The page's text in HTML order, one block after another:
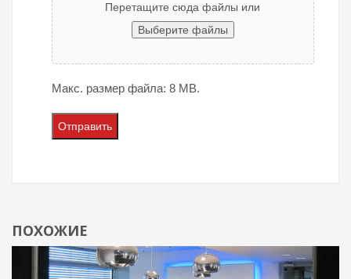
Перетащите сюда файлы или
Выберите файлы
Макс. размер файла: 8 MB.
ПОХОЖИЕ